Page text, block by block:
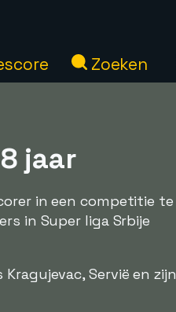
Zoeken
jaar
in een competitie te
in Super liga Srbije
Servië en zijn